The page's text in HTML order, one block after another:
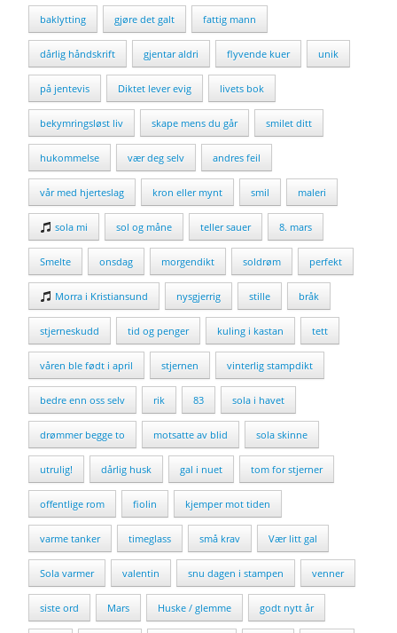
baklytting gjøre det galt fattig mann
dårlig håndskrift gjentar aldri flyvende kuer unik
på jentevis Diktet lever evig livets bok
bekymringsløst liv skape mens du går smilet ditt
hukommelse vær deg selv andres feil
vår med hjerteslag kron eller mynt smil maleri
sola mi sol og måne teller sauer 8. mars
Smelte onsdag morgendikt soldrøm perfekt
Morra i Kristiansund nysgjerrig stille bråk
stjerneskudd tid og penger kuling i kastan tett
våren ble født i april stjernen vinterlig stampdikt
bedre enn oss selv rik 83 sola i havet
drømmer begge to motsatte av blid sola skinne
utrulig! dårlig husk gal i nuet tom for stjerner
offentlige rom fiolin kjemper mot tiden
varme tanker timeglass små krav Vær litt gal
Sola varmer valentin snu dagen i stampen venner
siste ord Mars Huske / glemme godt nytt år